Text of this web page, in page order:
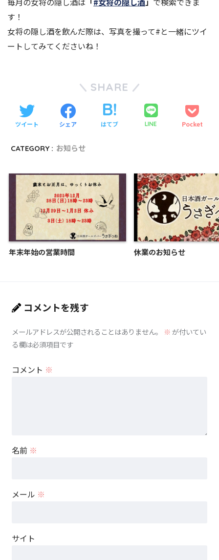
す！
女将の隠し酒を飲んだ際は、写真を撮って#と一緒にツイ
ートしてみてくださいね！
SHARE
ツイート シェア はてブ LINE Pocket
CATEGORY : お知らせ
年末年始の営業時間 休業のお知らせ
コメントを残す
メールアドレスが公開されることはありません。 ※が付いてい
る欄は必須項目です
コメント ※
名前 ※
メール ※
サイト